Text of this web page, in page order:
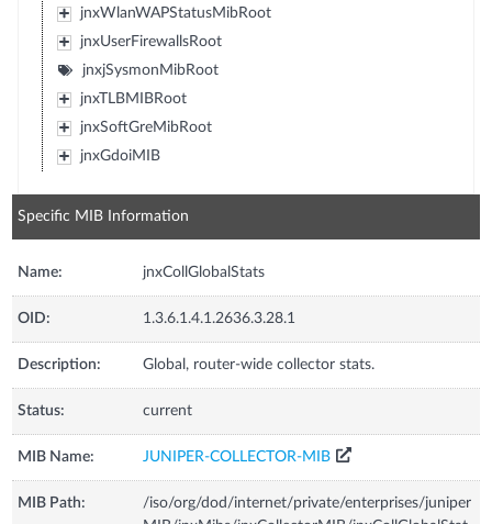
jnxWlanWAPStatusMibRoot
jnxUserFirewallsRoot
jnxjSysmonMibRoot
jnxTLBMIBRoot
jnxSoftGreMibRoot
jnxGdoiMIB
Specific MIB Information
Name: jnxCollGlobalStats
OID: 1.3.6.1.4.1.2636.3.28.1
Description: Global, router-wide collector stats.
Status: current
MIB Name: JUNIPER-COLLECTOR-MIB
MIB Path:
/iso/org/dod/internet/private/enterprises/juniper